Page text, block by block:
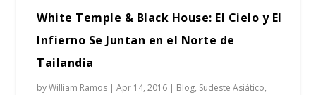
White Temple & Black House: El Cielo y El
Infierno Se Juntan en el Norte de
Tailandia
byWilliam Ramos |Apr 14, 2016 | Blog, Sudeste Asiático,